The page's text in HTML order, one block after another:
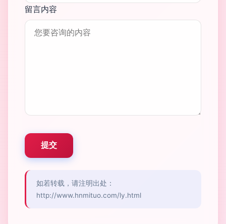
留言内容
如若转载，请注明出处：
http://www.hnmituo.com/ly.html